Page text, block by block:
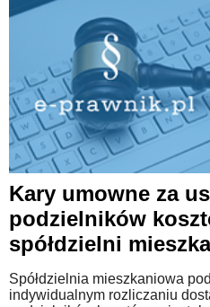
PRAWO W BIZNESIE
ZMIANY W PRAWIE
WZORY
Kary umowne za
podzielników
spółdzielni
Spółdzielnia mieszkaniowa
indywidualnym rozliczaniu